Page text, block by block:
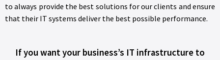
to always provide the best solutions for our clients and ensure
that their IT systems deliver the best possible performance.
If you want your business’s IT infrastructure to